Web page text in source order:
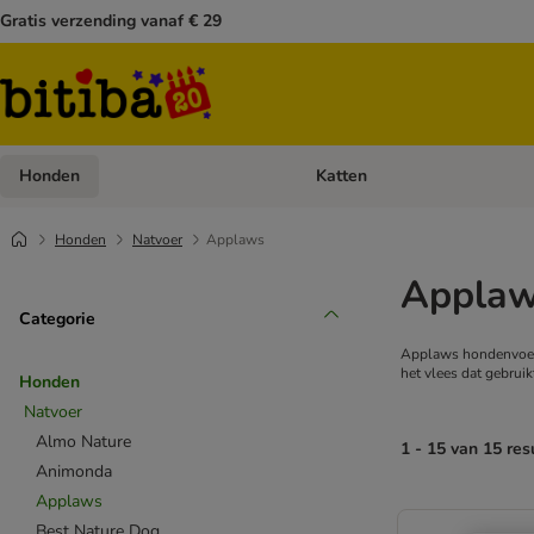
Gratis verzending vanaf € 29
Honden Open categoriemenu: Honden
Katten
Honden Natvoer Applaws
Categorie
Honden
Natvoer
Almo Nature
Animonda
Applaws
Applaws
het vlees dat
1 - 15 van 15